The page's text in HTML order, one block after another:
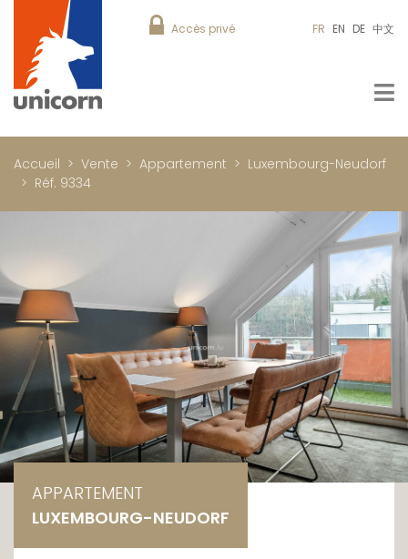
Accès privé FR EN DE 中文
Accueil Vente Appartement
Luxembourg-Neudorf
Réf. 9334
APPARTEMENT
LUXEMBOURG-NEUDORF